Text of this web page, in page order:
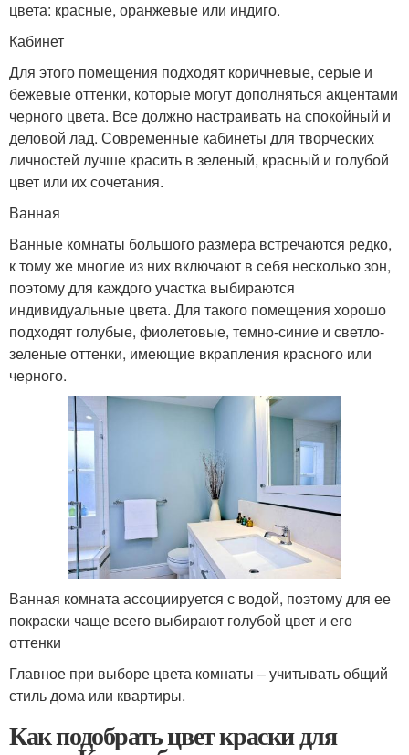
цвета: красные, оранжевые или индиго.
Кабинет
Для этого помещения подходят коричневые, серые и
бежевые оттенки, которые могут дополняться акцентами
черного цвета. Все должно настраивать на спокойный и
деловой лад. Современные кабинеты для творческих
личностей лучше красить в зеленый, красный и голубой
цвет или их сочетания.
Ванная
Ванные комнаты большого размера встречаются редко,
к тому же многие из них включают в себя несколько зон,
поэтому для каждого участка выбираются
индивидуальные цвета. Для такого помещения хорошо
подходят голубые, фиолетовые, темно-синие и светло-
зеленые оттенки, имеющие вкрапления красного или
черного.
Ванная комната ассоциируется с водой, поэтому для ее
покраски чаще всего выбирают голубой цвет и его
оттенки
Главное при выборе цвета комнаты – учитывать общий
стиль дома или квартиры.
Как подобрать цвет краски для